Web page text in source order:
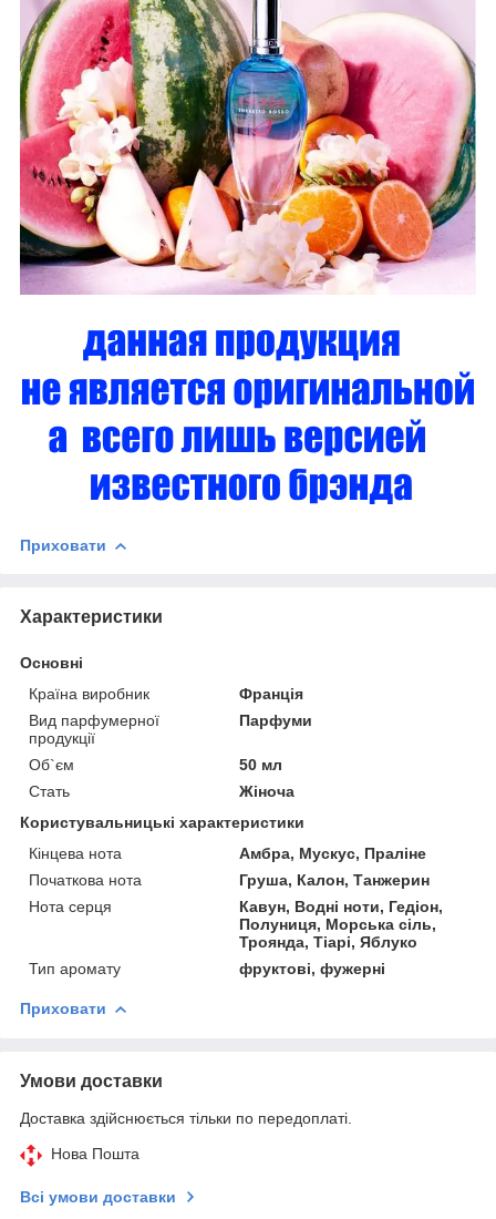
Приховати
Характеристики
Основні
Країна виробник
Франція
Вид парфумерної
продукції
Парфуми
Об`єм
50 мл
Стать
Жіноча
Користувальницькі характеристики
Кінцева нота
Амбра, Мускус, Праліне
Початкова нота
Груша, Калон, Танжерин
Нота серця
Кавун, Водні ноти, Гедіон,
Полуниця, Морська сіль,
Троянда, Тіарі, Яблуко
Тип аромату
фруктові, фужерні
Приховати
Умови доставки
Доставка здійснюється тільки по передоплаті.
Нова Пошта
Всі умови доставки